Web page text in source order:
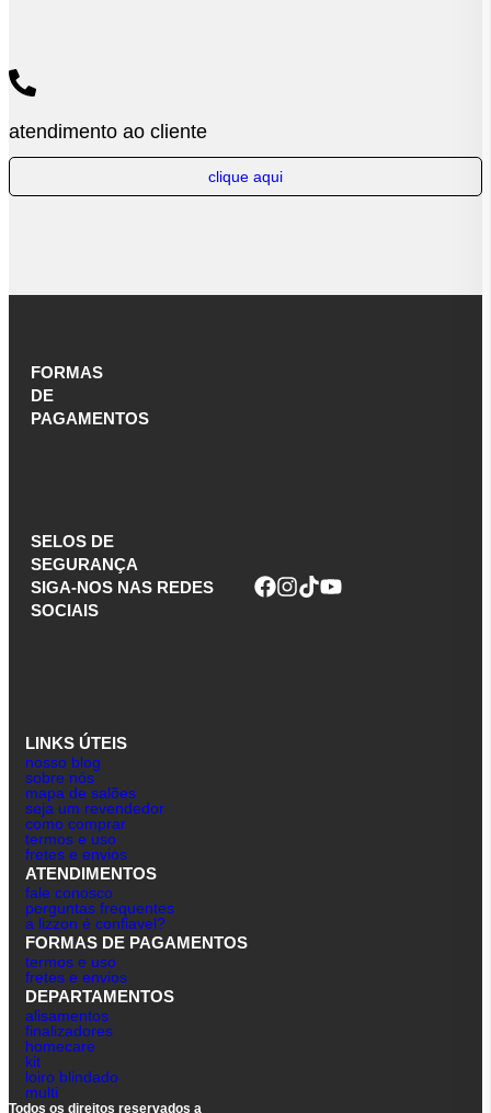
atendimento ao cliente
clique aqui
FORMAS
DE
PAGAMENTOS
SELOS DE
SEGURANÇA
SIGA-NOS NAS REDES
SOCIAIS
LINKS ÚTEIS
nosso blog
sobre nós
mapa de salões
seja um revendedor
como comprar
termos e uso
fretes e envios
ATENDIMENTOS
fale conosco
perguntas frequentes
a lizzon é confiavel?
FORMAS DE PAGAMENTOS
termos e uso
fretes e envios
DEPARTAMENTOS
alisamentos
finalizadores
homecare
kit
loiro blindado
multi
Todos os direitos reservados a